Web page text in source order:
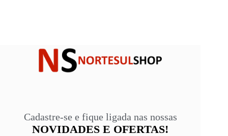
Cadastre-se e fique ligada nas nossas
NOVIDADES E OFERTAS!